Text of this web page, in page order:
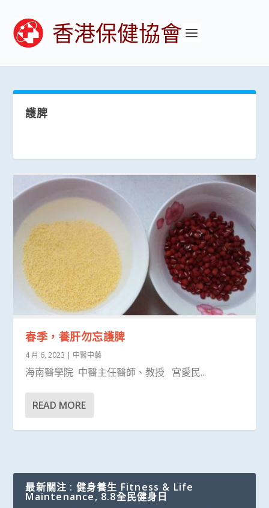
香港保健協會
護脾
春季，養肝勿忘護脾
4 月 6, 2023 | 中醫中藥
海南醫學院 中醫主任醫師、教授 宮愛民...
READ MORE
最新關注 : 健身養生 Fitness & Life
Maintenance, 8.8全民健身日